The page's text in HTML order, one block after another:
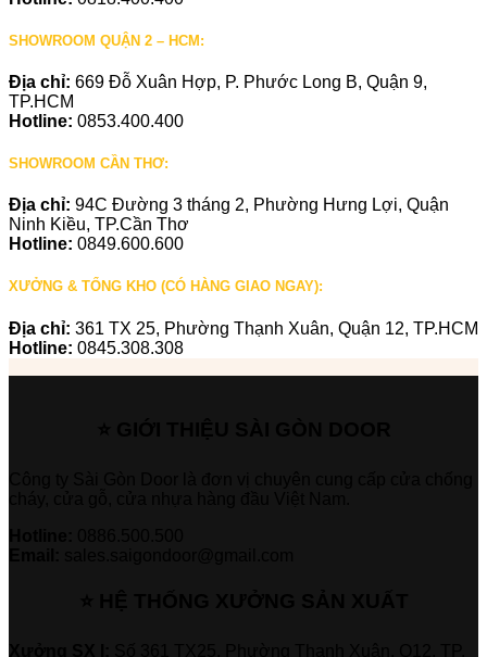
SHOWROOM QUẬN 2 – HCM:
Địa chỉ: 669 Đỗ Xuân Hợp, P. Phước Long B, Quận 9,
TP.HCM
Hotline: 0853.400.400
SHOWROOM CẦN THƠ:
Địa chỉ: 94C Đường 3 tháng 2, Phường Hưng Lợi, Quận
Ninh Kiều, TP.Cần Thơ
Hotline: 0849.600.600
XƯỞNG & TỔNG KHO (CÓ HÀNG GIAO NGAY):
Địa chỉ: 361 TX 25, Phường Thạnh Xuân, Quận 12, TP.HCM
Hotline: 0845.308.308